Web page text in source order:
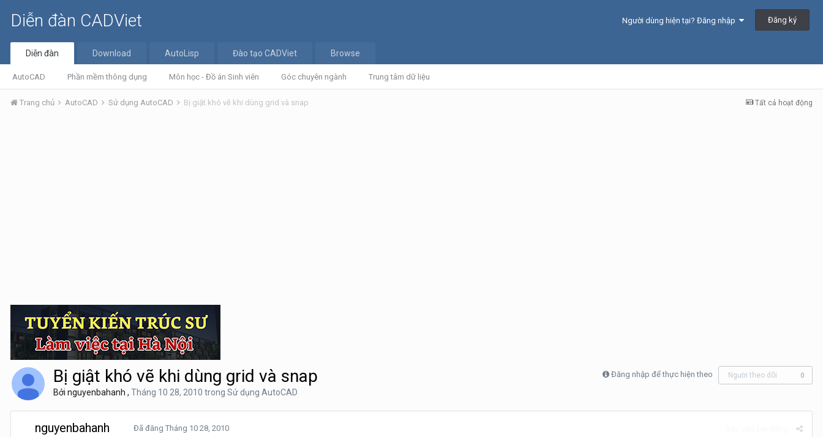
Diễn đàn CADViet Người dùng hiện tại? Đăng nhập Đăng ký
Diễn đàn
AutoCAD Phần mềm thông dụng Môn học - Đồ án Sinh viên Góc chuyên ngành Trung tâm dữ liệu
Download AutoLisp Đào tạo CADViet Browse
Tất cả hoạt động
Trang chủ AutoCAD Sử dụng AutoCAD Bị giật khó vẽ khi dùng grid và snap
Đăng nhập để thực hiện theo Người theo dõi 0
Bị giật khó vẽ khi dùng grid và snap
Bởi nguyenbahanh , Tháng 10 28, 2010 trong Sử dụng AutoCAD
nguyenbahanh Đã đăng Tháng 10 28, 2010